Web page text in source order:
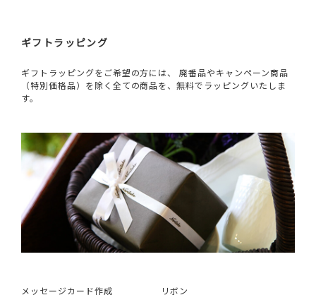
ギフトラッピング
ギフトラッピングをご希望の方には、 廃番品やキャンペーン商品
（特別価格品）を除く全ての商品を、無料でラッピングいたしま
す。
メッセージカード作成 リボン